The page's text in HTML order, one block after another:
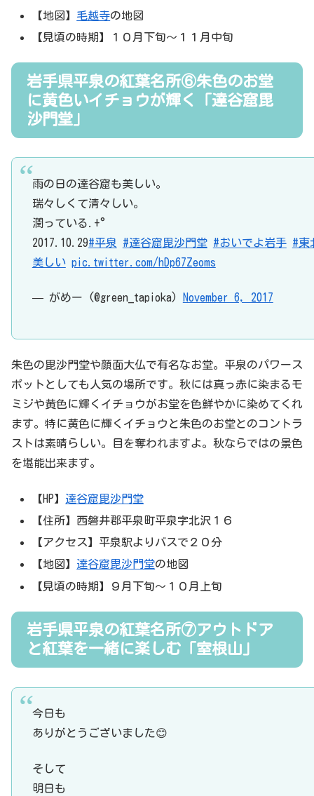
【地図】 毛越寺の地図
【見頃の時期】１０月下旬～１１月中旬
岩手県平泉の紅葉名所⑥朱色のお堂
に黄色いイチョウが輝く「達谷窟毘
沙門堂」
雨の日の達谷窟も美しい。
瑞々しくて清々しい。
潤っている.+°
2017.10.29#平泉 #達谷窟毘沙門堂 #おいでよ岩手 #東
美しい pic.twitter.com/hDp67Zeoms
— がめー (@green_tapioka) November 6, 2017
朱色の毘沙門堂や顔面大仏で有名なお堂。平泉のパワース
ポットとしても人気の場所です。秋には真っ赤に染まるモ
ミジや黄色に輝くイチョウがお堂を色鮮やかに染めてくれ
ます。特に黄色に輝くイチョウと朱色のお堂とのコントラ
ストは素晴らしい。目を奪われますよ。秋ならではの景色
を堪能出来ます。
【HP】 達谷窟毘沙門堂
【住所】西磐井郡平泉町平泉字北沢１６
【アクセス】平泉駅よりバスで２０分
【地図】 達谷窟毘沙門堂の地図
【見頃の時期】９月下旬～１０月上旬
岩手県平泉の紅葉名所⑦アウトドア
と紅葉を一緒に楽しむ「室根山」
今日も
ありがとうございました😊
そして
明日も